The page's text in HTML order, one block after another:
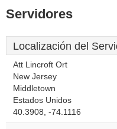
Servidores
Localización del
Att Lincroft Ort
New Jersey
Middletown
Estados Unidos
40.3908, -74.1116